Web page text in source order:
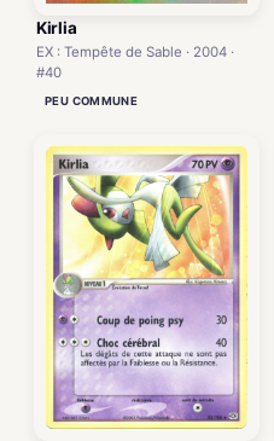
Kirlia
EX : Tempête de Sable · 2004 ·
#40
PEU COMMUNE